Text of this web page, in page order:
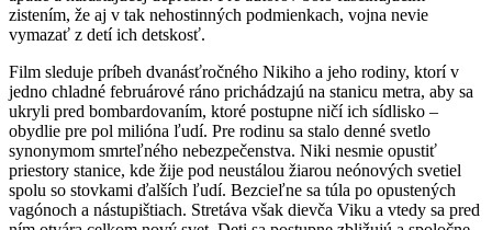
zistením, že aj v tak nehostinných podmienkach, vojna nevie
vymazať z detí ich detskosť.
Film sleduje príbeh dvanásťročného Nikiho a jeho rodiny, ktorí v
jedno chladné februárové ráno prichádzajú na stanicu metra, aby sa
ukryli pred bombardovaním, ktoré postupne ničí ich sídlisko –
obydlie pre pol milióna ľudí. Pre rodinu sa stalo denné svetlo
synonymom smrteľného nebezpečenstva. Niki nesmie opustiť
priestory stanice, kde žije pod neustálou žiarou neónových svetiel
spolu so stovkami ďalších ľudí. Bezcieľne sa túla po opustených
vagónoch a nástupištiach. Stretáva však dievča Viku a vtedy sa pred